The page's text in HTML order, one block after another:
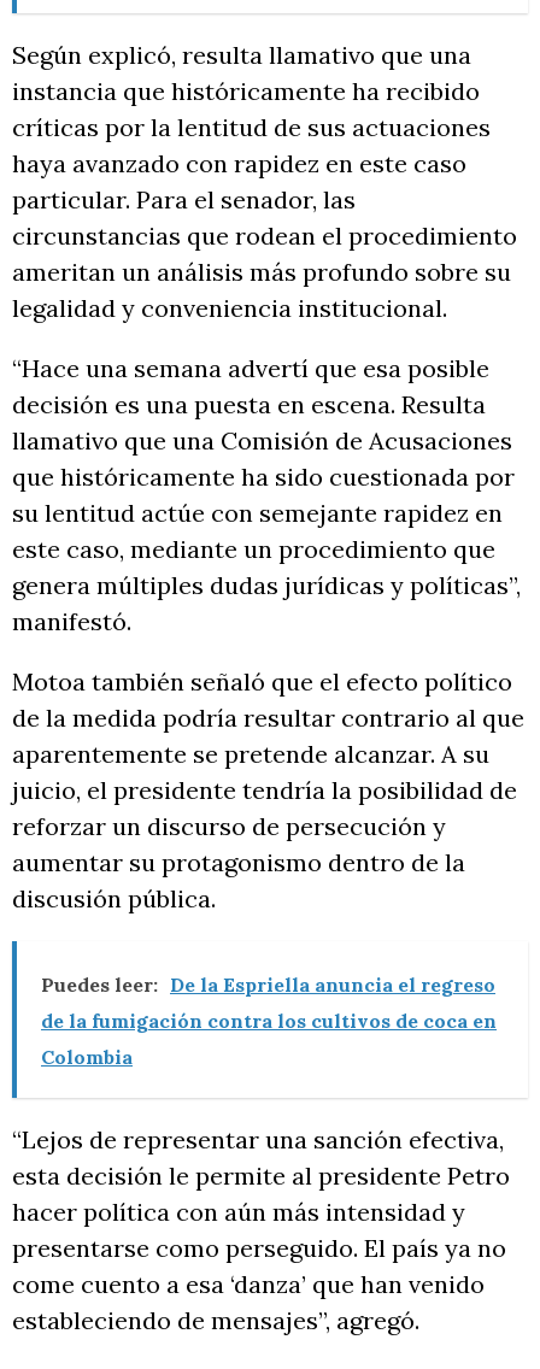
Según explicó, resulta llamativo que una
instancia que históricamente ha recibido
críticas por la lentitud de sus actuaciones
haya avanzado con rapidez en este caso
particular. Para el senador, las
circunstancias que rodean el procedimiento
ameritan un análisis más profundo sobre su
legalidad y conveniencia institucional.
“Hace una semana advertí que esa posible
decisión es una puesta en escena. Resulta
llamativo que una Comisión de Acusaciones
que históricamente ha sido cuestionada por
su lentitud actúe con semejante rapidez en
este caso, mediante un procedimiento que
genera múltiples dudas jurídicas y políticas”,
manifestó.
Motoa también señaló que el efecto político
de la medida podría resultar contrario al que
aparentemente se pretende alcanzar. A su
juicio, el presidente tendría la posibilidad de
reforzar un discurso de persecución y
aumentar su protagonismo dentro de la
discusión pública.
Puedes leer: De la Espriella anuncia el regreso
de la fumigación contra los cultivos de coca en
Colombia
“Lejos de representar una sanción efectiva,
esta decisión le permite al presidente Petro
hacer política con aún más intensidad y
presentarse como perseguido. El país ya no
come cuento a esa ‘danza’ que han venido
estableciendo de mensajes”, agregó.